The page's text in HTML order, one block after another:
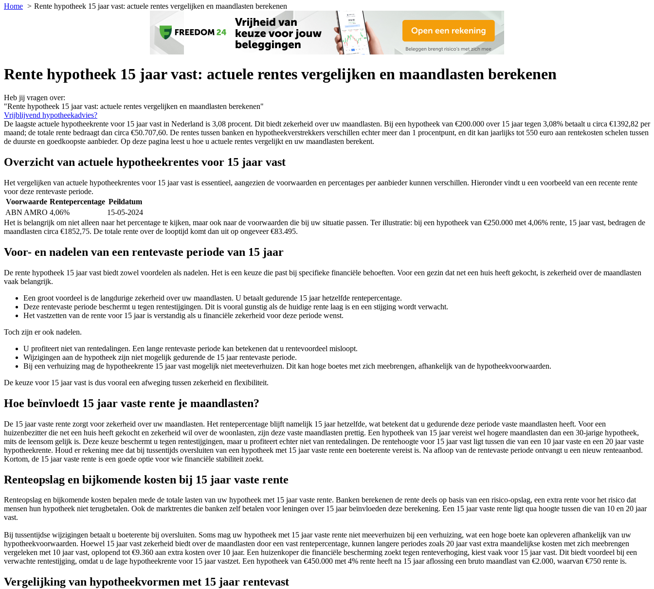
Home
Rente hypotheek 15 jaar vast: actuele rentes vergelijken en maandlasten berekenen
Rente hypotheek 15 jaar vast: actuele rentes vergelijken en maandlasten berekenen
Heb jij vragen over:
"Rente hypotheek 15 jaar vast: actuele rentes vergelijken en maandlasten berekenen"
Vrijblijvend hypotheekadvies?
De laagste actuele hypotheekrente voor 15 jaar vast in Nederland is 3,08 procent. Dit biedt zekerheid over uw maandlasten. Bij een hypotheek van €200.000 over 15 jaar tegen 3,08% betaalt u circa €1392,82 per
maand; de totale rente bedraagt dan circa €50.707,60. De rentes tussen banken en hypotheekverstrekkers verschillen echter meer dan 1 procentpunt, en dit kan jaarlijks tot 550 euro aan rentekosten schelen tussen
de duurste en goedkoopste aanbieder. Op deze pagina leest u hoe u actuele rentes vergelijkt en uw maandlasten berekent.
Overzicht van actuele hypotheekrentes voor 15 jaar vast
Het vergelijken van actuele hypotheekrentes voor 15 jaar vast is essentieel, aangezien de voorwaarden en percentages per aanbieder kunnen verschillen. Hieronder vindt u een voorbeeld van een recente rente
voor deze rentevaste periode.
Voorwaarde Rentepercentage Peildatum
ABN AMRO 4,06%
15-05-2024
Het is belangrijk om niet alleen naar het percentage te kijken, maar ook naar de voorwaarden die bij uw situatie passen. Ter illustratie: bij een hypotheek van €250.000 met 4,06% rente, 15 jaar vast, bedragen de
maandlasten circa €1852,75. De totale rente over de looptijd komt dan uit op ongeveer €83.495.
Voor- en nadelen van een rentevaste periode van 15 jaar
De rente hypotheek 15 jaar vast biedt zowel voordelen als nadelen. Het is een keuze die past bij specifieke financiële behoeften. Voor een gezin dat net een huis heeft gekocht, is zekerheid over de maandlasten
vaak belangrijk.
Een groot voordeel is de langdurige zekerheid over uw maandlasten. U betaalt gedurende 15 jaar hetzelfde rentepercentage.
Deze rentevaste periode beschermt u tegen rentestijgingen. Dit is vooral gunstig als de huidige rente laag is en een stijging wordt verwacht.
Het vastzetten van de rente voor 15 jaar is verstandig als u financiële zekerheid voor deze periode wenst.
Toch zijn er ook nadelen.
U profiteert niet van rentedalingen. Een lange rentevaste periode kan betekenen dat u rentevoordeel misloopt.
Wijzigingen aan de hypotheek zijn niet mogelijk gedurende de 15 jaar rentevaste periode.
Bij een verhuizing mag de hypotheekrente 15 jaar vast mogelijk niet meeteverhuizen. Dit kan hoge boetes met zich meebrengen, afhankelijk van de hypotheekvoorwaarden.
De keuze voor 15 jaar vast is dus vooral een afweging tussen zekerheid en flexibiliteit.
Hoe beïnvloedt 15 jaar vaste rente je maandlasten?
De 15 jaar vaste rente zorgt voor zekerheid over uw maandlasten. Het rentepercentage blijft namelijk 15 jaar hetzelfde, wat betekent dat u gedurende deze periode vaste maandlasten heeft. Voor een
huizenbezitter die net een huis heeft gekocht en zekerheid wil over de woonlasten, zijn deze vaste maandlasten prettig. Een hypotheek van 15 jaar vereist wel hogere maandlasten dan een 30-jarige hypotheek,
mits de leensom gelijk is. Deze keuze beschermt u tegen rentestijgingen, maar u profiteert echter niet van rentedalingen. De rentehoogte voor 15 jaar vast ligt tussen die van een 10 jaar vaste en een 20 jaar vaste
hypotheekrente. Houd er rekening mee dat bij tussentijds oversluiten van een hypotheek met 15 jaar vaste rente een boeterente vereist is. Na afloop van de rentevaste periode ontvangt u een nieuw renteaanbod.
Kortom, de 15 jaar vaste rente is een goede optie voor wie financiële stabiliteit zoekt.
Renteopslag en bijkomende kosten bij 15 jaar vaste rente
Renteopslag en bijkomende kosten bepalen mede de totale lasten van uw hypotheek met 15 jaar vaste rente. Banken berekenen de rente deels op basis van een risico-opslag, een extra rente voor het risico dat
mensen hun hypotheek niet terugbetalen. Ook de marktrentes die banken zelf betalen voor leningen over 15 jaar beïnvloeden deze berekening. Een 15 jaar vaste rente ligt qua hoogte tussen die van 10 en 20 jaar
vast.
Bij tussentijdse wijzigingen betaalt u boeterente bij oversluiten. Soms mag uw hypotheek met 15 jaar vaste rente niet meeverhuizen bij een verhuizing, wat een hoge boete kan opleveren afhankelijk van uw
hypotheekvoorwaarden. Hoewel 15 jaar vast zekerheid biedt over de maandlasten door een vast rentepercentage, kunnen langere periodes zoals 20 jaar vast extra maandelijkse kosten met zich meebrengen
vergeleken met 10 jaar vast, oplopend tot €9.360 aan extra kosten over 10 jaar. Een huizenkoper die financiële bescherming zoekt tegen renteverhoging, kiest vaak voor 15 jaar vast. Dit biedt voordeel bij een
verwachte rentestijging, omdat u de lage hypotheekrente voor 15 jaar vastzet. Een hypotheek van €450.000 met 4% rente heeft na 15 jaar aflossing een bruto maandlast van €2.000, waarvan €750 rente is.
Vergelijking van hypotheekvormen met 15 jaar rentevast